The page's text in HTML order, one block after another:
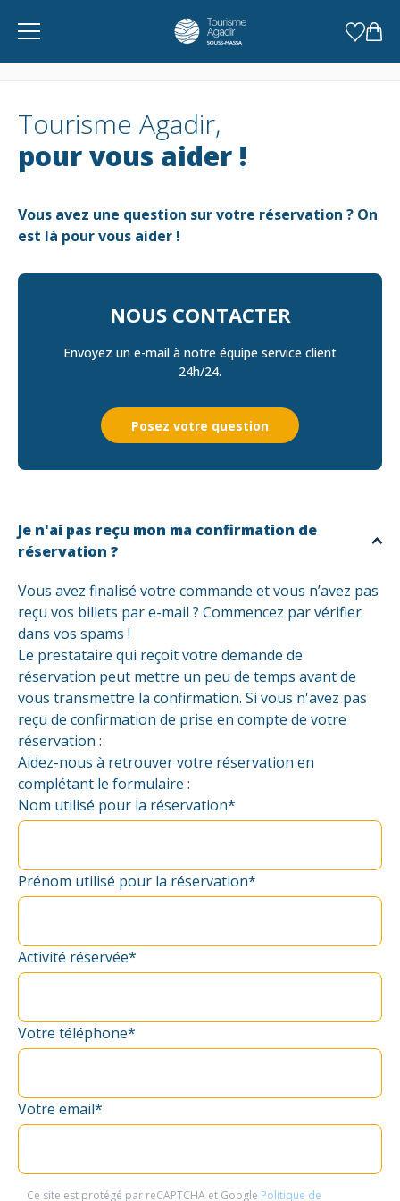
Tourisme Agadir,
pour vous aider !
Vous avez une question sur votre réservation ? On
est là pour vous aider !
NOUS CONTACTER
Envoyez un e-mail à notre équipe service client
24h/24.
Posez votre question
Je n'ai pas reçu mon ma confirmation de
réservation ?
Vous avez finalisé votre commande et vous n’avez pas
reçu vos billets par e-mail ? Commencez par vérifier
dans vos spams !
Le prestataire qui reçoit votre demande de
réservation peut mettre un peu de temps avant de
vous transmettre la confirmation. Si vous n'avez pas
reçu de confirmation de prise en compte de votre
réservation :
Aidez-nous à retrouver votre réservation en
complétant le formulaire :
Nom utilisé pour la réservation*
Prénom utilisé pour la réservation*
Activité réservée*
Votre téléphone*
Votre email*
Ce site est protégé par reCAPTCHA et Google Politique de